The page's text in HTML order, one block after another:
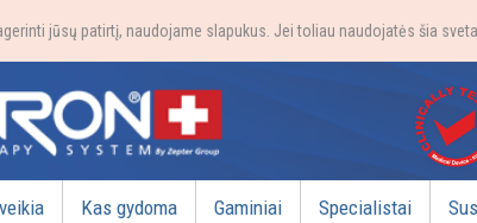
jūsų patirtį, naudojame slapukus. Jei toliau naudojatės šia
Kas gydoma Gaminiai Specialistai